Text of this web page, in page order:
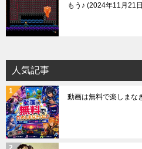
もう♪ 2024年11月21
人気記事
動画は無料で楽しまな